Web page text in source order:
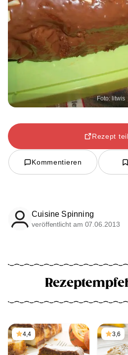
Foto: litwis
Rezept
Kommentieren
Cuisine Spinning
veröffentlicht am 07.06.2013
4,4 3,6